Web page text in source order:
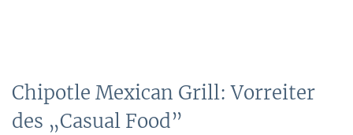
Chipotle Mexican Grill: Vorreiter
des „Casual Food”